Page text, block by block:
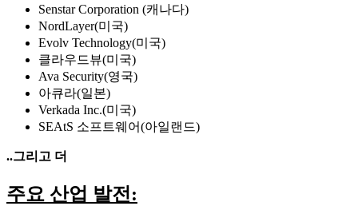
Senstar Corporation (캐나다)
NordLayer(미국)
Evolv Technology(미국)
클라우드뷰(미국)
Ava Security(영국)
아큐라(일본)
Verkada Inc.(미국)
SEAtS 소프트웨어(아일랜드)
..그리고 더
주요 산업 발전: